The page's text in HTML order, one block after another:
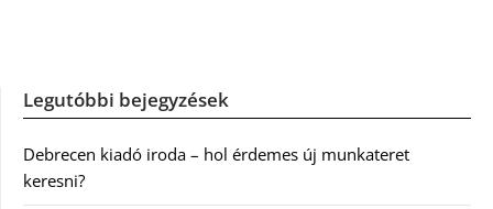
Legutóbbi bejegyzések
Debrecen kiadó iroda – hol érdemes új munkateret
keresni?